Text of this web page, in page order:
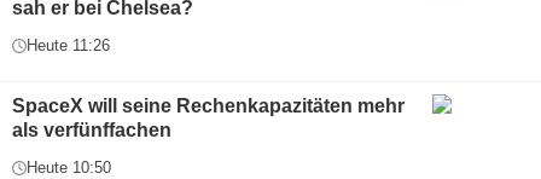
sah er bei Chelsea?
Heute 11:26
SpaceX will seine Rechenkapazitäten mehr
als verfünffachen
Heute 10:50